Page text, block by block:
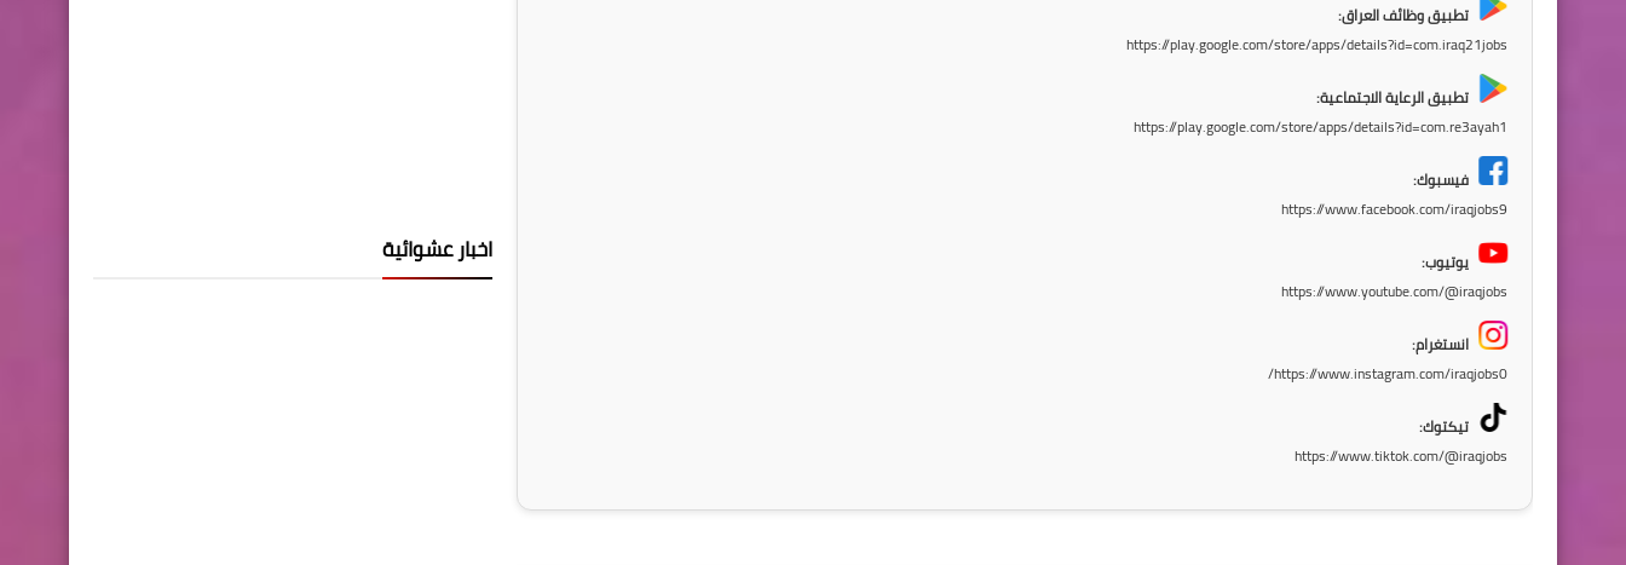
تطبيق وظائف العراق:
https://play.google.com/store/apps/details?id=com.iraq21jobs
تطبيق الرعاية الاجتماعية:
https://play.google.com/store/apps/details?id=com.re3ayah1
فيسبوك:
https://www.facebook.com/iraqjobs9
يوتيوب:
https://www.youtube.com/@iraqjobs
انستغرام:
https://www.instagram.com/iraqjobs0/
تيكتوك:
https://www.tiktok.com/@iraqjobs
اخبار عشوائية